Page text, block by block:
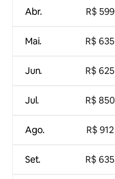
Abr.
Mai.
Jun.
Jul.
Ago.
Set.
R$ 599
R$ 635
R$ 625
R$ 850
R$ 912
R$ 635